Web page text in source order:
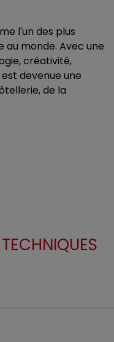
l'un des plus
monde. Avec une
créativité,
devenue une
de la